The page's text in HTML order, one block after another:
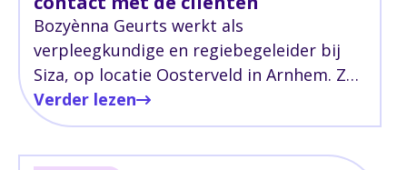
Bozyènna Geurts werkt als
verpleegkundige en regiebegeleider bij
Siza, op locatie Oosterveld in Arnhem. Ze
werkt met cliënten met een lichamelijke
beperking en complexe zorgvragen.
Verder lezen